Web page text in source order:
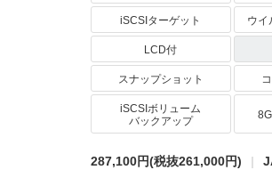
iSCSIターゲット
ウイ
LCD付
スナップショット
iSCSIボリューム
バックアップ
287,100円(税抜261,000円)